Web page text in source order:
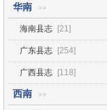
华南 >>
海南县志 [21]
广东县志 [254]
广西县志 [118]
西南 >>